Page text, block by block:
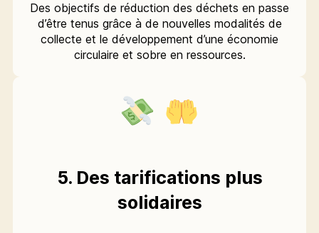
Des objectifs de réduction des déchets en passe
d’être tenus grâce à de nouvelles modalités de
collecte et le développement d’une économie
circulaire et sobre en ressources.
5. Des tarifications plus
solidaires